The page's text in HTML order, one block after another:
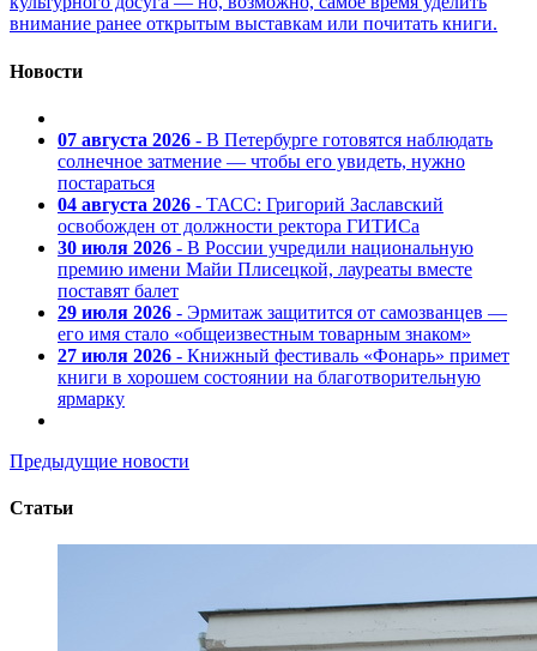
внимание ранее открытым выставкам или почитать книги.
Новости
07 августа 2026 - В Петербурге готовятся наблюдать
солнечное затмение — чтобы его увидеть, нужно
постараться
04 августа 2026 - ТАСС: Григорий Заславский
освобожден от должности ректора ГИТИСа
30 июля 2026 - В России учредили национальную
премию имени Майи Плисецкой, лауреаты вместе
поставят балет
29 июля 2026 - Эрмитаж защитится от самозванцев —
его имя стало «общеизвестным товарным знаком»
27 июля 2026 - Книжный фестиваль «Фонарь» примет
книги в хорошем состоянии на благотворительную
ярмарку
Предыдущие новости
Статьи